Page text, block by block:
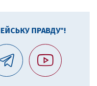
ПРАВДУ"!